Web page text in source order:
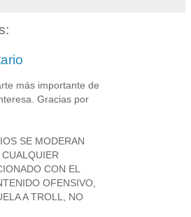
más importante de
Gracias por
SE MODERAN
CON EL
OFENSIVO,
A TROLL, NO